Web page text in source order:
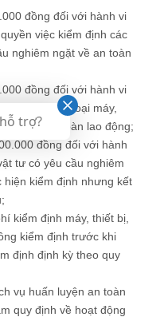
đồng đối với hành vi
việc kiểm định các
nghiêm ngặt về an toàn
đồng đối với hành vi
sử dụng các loại máy,
về an toàn lao động;
đồng đối với hành
tư có yêu cầu nghiêm
hiện kiểm định nhưng kết
kiểm định máy, thiết bị,
kiểm định trước khi
định định kỳ theo quy
vụ huấn luyện an toàn
quy định về hoạt động
trợ?